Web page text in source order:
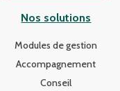
Nos solutions
Modules de gestion
Accompagnement
Conseil